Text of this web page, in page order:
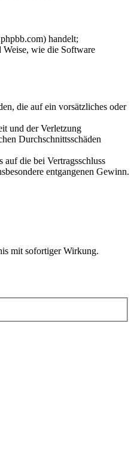
handelt;
Weise, wie die Software
die auf ein vorsätzliches oder
und der Verletzung
Durchschnittsschäden
die bei Vertragsschluss
entgangenen Gewinn.
mit sofortiger Wirkung.